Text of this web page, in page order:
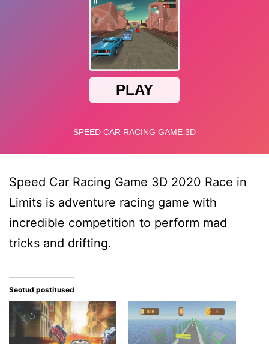
Speed Car Racing Game 3D 2020 Race in
Limits is adventure racing game with
incredible competition to perform mad
tricks and drifting.
Seotud postitused